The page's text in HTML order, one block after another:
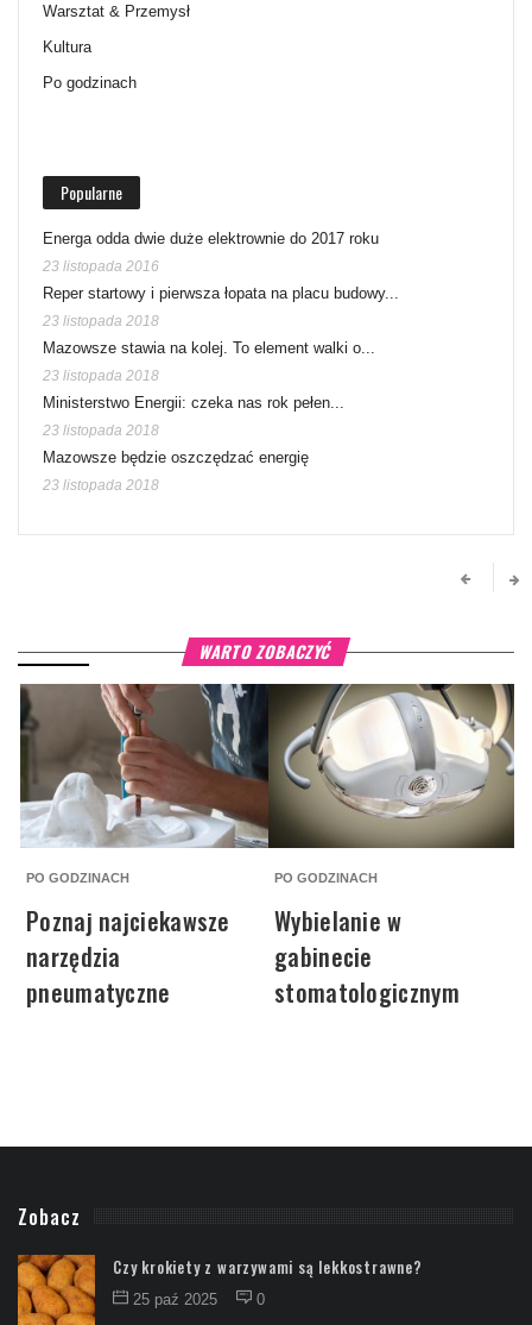
Warsztat & Przemysł
Kultura
Po godzinach
Popularne
Energa odda dwie duże elektrownie do 2017 roku
23 listopada 2016
Reper startowy i pierwsza łopata na placu budowy...
23 listopada 2018
Mazowsze stawia na kolej. To element walki o...
23 listopada 2018
Ministerstwo Energii: czeka nas rok pełen...
23 listopada 2018
Mazowsze będzie oszczędzać energię
23 listopada 2018
WARTO ZOBACZYĆ
PO GODZINACH
Poznaj najciekawsze
narzędzia
pneumatyczne
PO GODZINACH
Wybielanie w
gabinecie
stomatologicznym
Zobacz
Czy krokiety z warzywami są lekkostrawne?
25 paź 2025 0